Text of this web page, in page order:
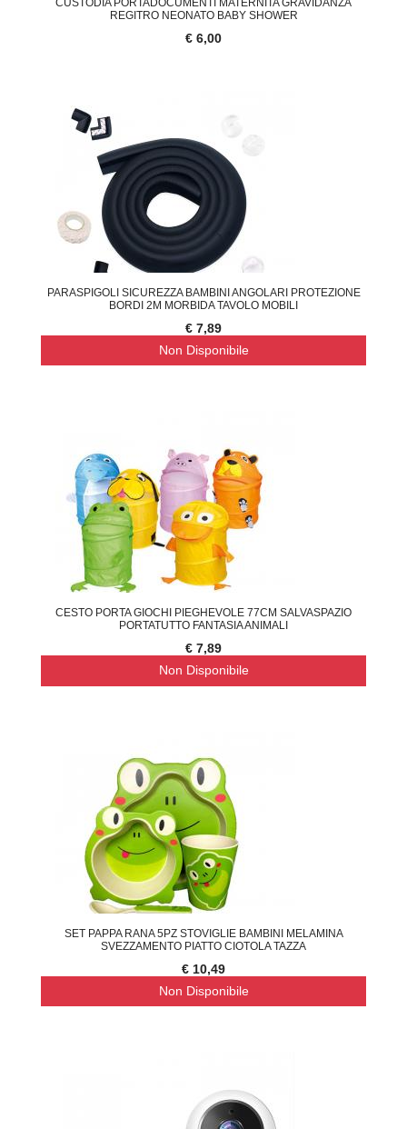
REGITRO NEONATO BABY SHOWER
€ 6,00
PARASPIGOLI SICUREZZA BAMBINI ANGOLARI PROTEZIONE
BORDI 2M MORBIDA TAVOLO MOBILI
€ 7,89
Non Disponibile
CESTO PORTA GIOCHI PIEGHEVOLE 77CM SALVASPAZIO
PORTATUTTO FANTASIA ANIMALI
€ 7,89
Non Disponibile
SET PAPPA RANA 5PZ STOVIGLIE BAMBINI MELAMINA
SVEZZAMENTO PIATTO CIOTOLA TAZZA
€ 10,49
Non Disponibile